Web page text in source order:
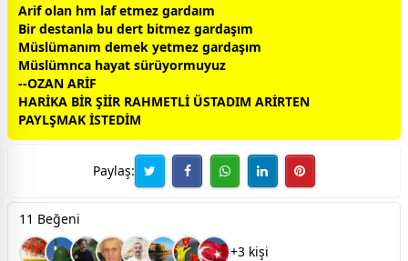
Arif olan hm laf etmez gardaım
Bir destanla bu dert bitmez gardaşım
Müslümanım demek yetmez gardaşım
Müslümnca hayat sürüyormuyuz
--OZAN ARİF
HARİKA BİR ŞİİR RAHMETLİ ÜSTADIM ARİRTEN
PAYLŞMAK İSTEDİM
Paylaş:
11 Beğeni
+3 kişi